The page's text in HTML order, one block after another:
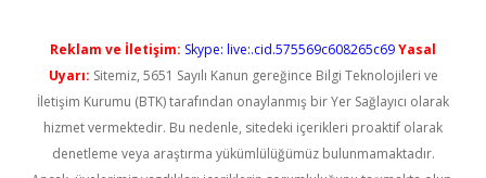
Reklam ve İletişim: Skype: live:.cid.575569c608265c69Yasal
Uyarı: Sitemiz, 5651 Sayılı Kanun gereğince Bilgi Teknolojileri ve
İletişim Kurumu (BTK) tarafından onaylanmış bir Yer Sağlayıcı olarak
hizmet vermektedir. Bu nedenle, sitedeki içerikleri proaktif olarak
denetleme veya araştırma yükümlülüğümüz bulunmamaktadır.